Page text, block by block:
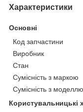
Характеристики
Основні
Код запчастини
Виробник
Стан
Сумісність з маркою
Сумісність з моделлю
Користувальницькі